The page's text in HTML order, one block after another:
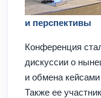
и перспективы
Конференция
дискуссии о
и обмена
Также ее